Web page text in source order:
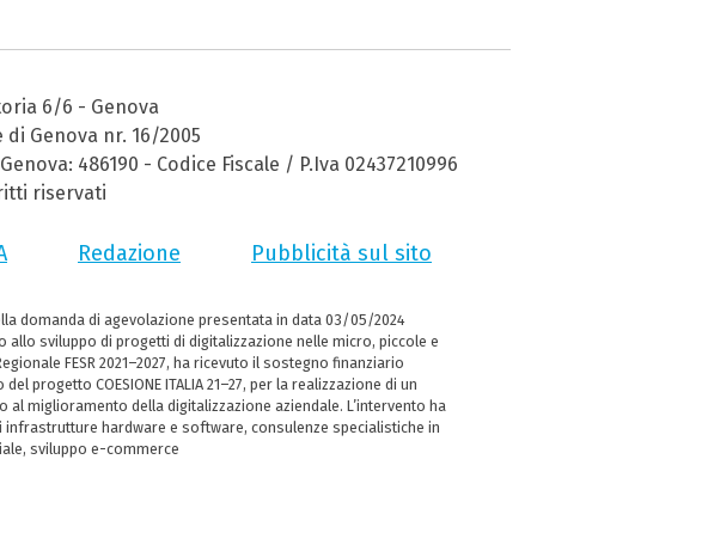
6/6 - Genova
Genova nr. 16/2005
486190 - Codice Fiscale / P.Iva 02437210996
riservati
Redazione Pubblicità sul sito
domanda di agevolazione presentata in data 03/05/2024
allo sviluppo di progetti di digitalizzazione nelle micro, piccole e
FESR 2021–2027, ha ricevuto il sostegno finanziario
progetto COESIONE ITALIA 21–27, per la realizzazione di un
miglioramento della digitalizzazione aziendale. L’intervento ha
infrastrutture hardware e software, consulenze specialistiche in
sviluppo e-commerce